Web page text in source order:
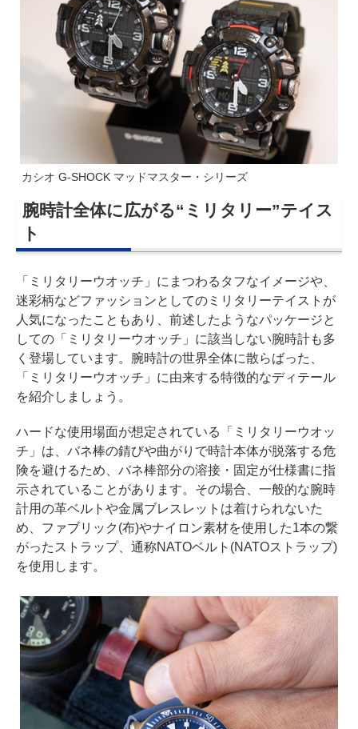
カシオ G-SHOCK マッドマスター・シリーズ
腕時計全体に広がる“ミリタリー”テイス
ト
「ミリタリーウオッチ」にまつわるタフなイメージや、
迷彩柄などファッションとしてのミリタリーテイストが
人気になったこともあり、前述したようなパッケージと
しての「ミリタリーウオッチ」に該当しない腕時計も多
く登場しています。腕時計の世界全体に散らばった、
「ミリタリーウオッチ」に由来する特徴的なディテール
を紹介しましょう。
ハードな使用場面が想定されている「ミリタリーウオッ
チ」は、バネ棒の錆びや曲がりで時計本体が脱落する危
険を避けるため、バネ棒部分の溶接・固定が仕様書に指
示されていることがあります。その場合、一般的な腕時
計用の革ベルトや金属ブレスレットは着けられないた
め、ファブリック(布)やナイロン素材を使用した1本の繋
がったストラップ、通称NATOベルト(NATOストラップ)
を使用します。